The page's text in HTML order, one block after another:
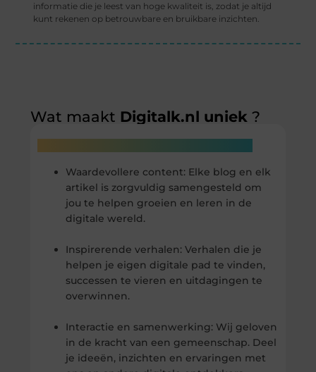
informatie die je leest van hoge kwaliteit is, zodat je altijd
kunt rekenen op betrouwbare en bruikbare inzichten.
Wat maakt Digitalk.nl uniek ?
Waardevollere content: Elke blog en elk
artikel is zorgvuldig samengesteld om
jou te helpen groeien en leren in de
digitale wereld.
Inspirerende verhalen: Verhalen die je
helpen je eigen digitale pad te vinden,
successen te vieren en uitdagingen te
overwinnen.
Interactie en samenwerking: Wij geloven
in de kracht van een gemeenschap. Deel
je ideeën, inzichten en ervaringen met